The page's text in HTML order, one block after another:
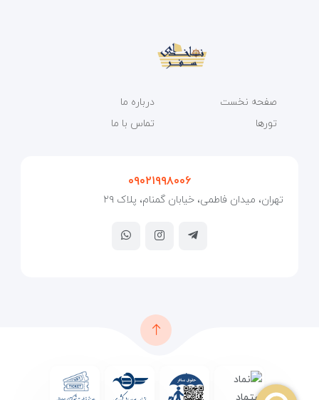
صفحه نخست
تورها
درباره ما
تماس با ما
۰۹۰۲۱۹۹۸۰۰۶
تهران، میدان فاطمی، خیابان گمنام، پلاک ۲۹